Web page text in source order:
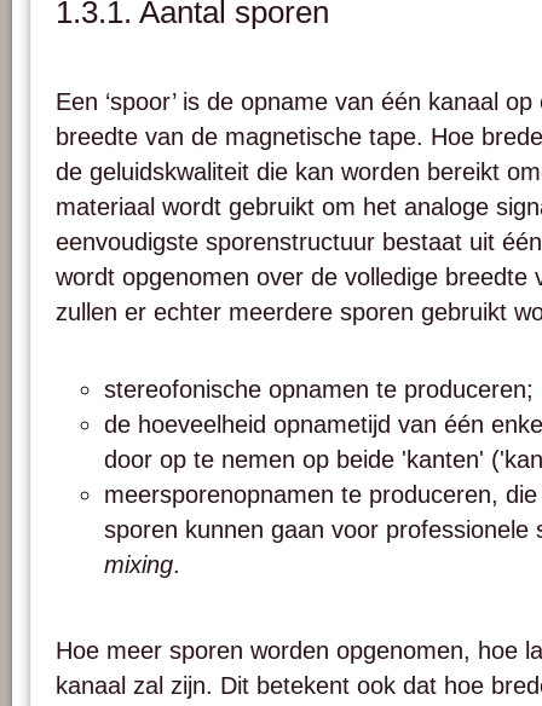
1.3.1. Aantal sporen
Een ‘spoor’ is de opname van één kanaal
breedte van de magnetische tape. Hoe
de geluidskwaliteit die kan worden bereikt
materiaal wordt gebruikt om het analoge
eenvoudigste sporenstructuur bestaat uit
wordt opgenomen over de volledige breedte
zullen er echter meerdere sporen gebruikt
stereofonische opnamen te produceren;
de hoeveelheid opnametijd van één
door op te nemen op beide 'kanten'
meersporenopnamen te produceren,
sporen kunnen gaan voor professionele
mixing.
Hoe meer sporen worden opgenomen, hoe
kanaal zal zijn. Dit betekent ook dat hoe